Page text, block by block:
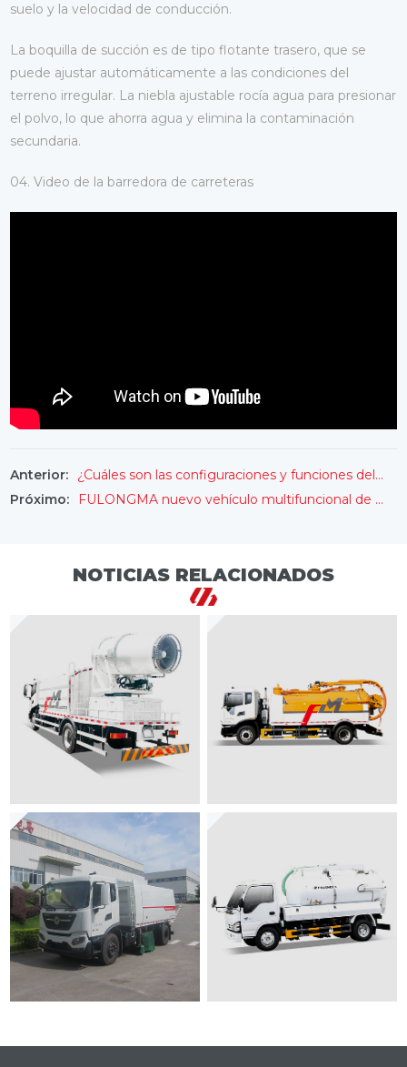
suelo y la velocidad de conducción.
La boquilla de succión es de tipo flotante trasero, que se
puede ajustar automáticamente a las condiciones del
terreno irregular. La niebla ajustable rocía agua para presionar
el polvo, lo que ahorra agua y elimina la contaminación
secundaria.
04. Video de la barredora de carreteras
Anterior:
¿Cuáles son las configuraciones y funciones del camión rociador pequeño de 7 toneladas FULONGMA?
Próximo:
FULONGMA nuevo vehículo multifuncional de supresión de polvo, bajo nivel de ruido y bajo consumo de energía
NOTICIAS RELACIONADOS